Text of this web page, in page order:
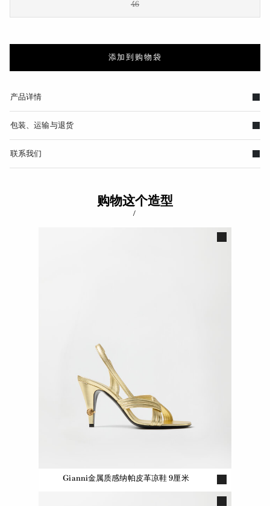
46
添加到购物袋
产品详情
包装、运输与退货
联系我们
购物这个造型
/
Gianni金属质感纳帕皮革凉鞋 9厘米